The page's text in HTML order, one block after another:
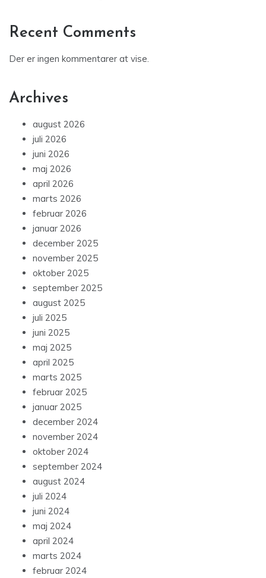
Recent Comments
Der er ingen kommentarer at vise.
Archives
august 2026
juli 2026
juni 2026
maj 2026
april 2026
marts 2026
februar 2026
januar 2026
december 2025
november 2025
oktober 2025
september 2025
august 2025
juli 2025
juni 2025
maj 2025
april 2025
marts 2025
februar 2025
januar 2025
december 2024
november 2024
oktober 2024
september 2024
august 2024
juli 2024
juni 2024
maj 2024
april 2024
marts 2024
februar 2024